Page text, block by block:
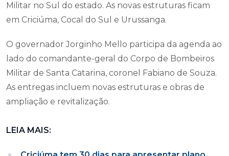
Militar no Sul do estado. As novas estruturas ficam
em Criciúma, Cocal do Sul e Urussanga.
O governador Jorginho Mello participa da agenda ao
lado do comandante-geral do Corpo de Bombeiros
Militar de Santa Catarina, coronel Fabiano de Souza.
As entregas incluem novas estruturas e obras de
ampliação e revitalização.
LEIA MAIS: